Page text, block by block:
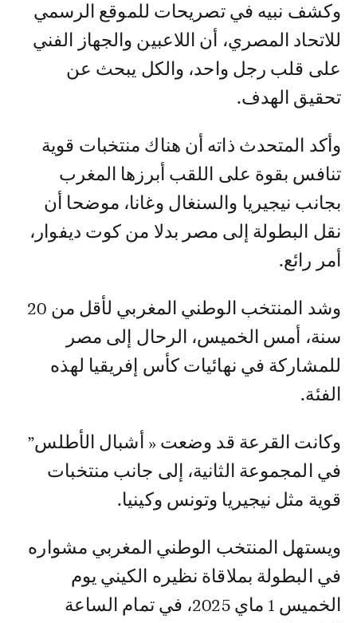
وكشف نبيه في تصريحات للموقع الرسمي
للاتحاد المصري، أن اللاعبين والجهاز الفني
على قلب رجل واحد، والكل يبحث عن
تحقيق الهدف.
وأكد المتحدث ذاته أن هناك منتخبات قوية
تنافس بقوة على اللقب أبرزها المغرب
بجانب نيجيريا والسنغال وغانا، موضحا أن
نقل البطولة إلى مصر بدلا من كوت ديفوار،
أمر رائع.
وشد المنتخب الوطني المغربي لأقل من 20
سنة، أمس الخميس، الرحال إلى مصر
للمشاركة في نهائيات كأس إفريقيا لهذه
الفئة.
وكانت القرعة قد وضعت « أشبال الأطلس”
في المجموعة الثانية، إلى جانب منتخبات
قوية مثل نيجيريا وتونس وكينيا.
ويستهل المنتخب الوطني المغربي مشواره
في البطولة بملاقاة نظيره الكيني يوم
الخميس 1 ماي 2025، في تمام الساعة